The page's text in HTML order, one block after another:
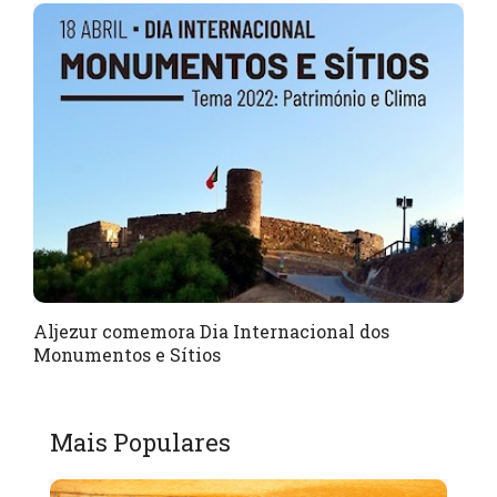
Aljezur comemora Dia Internacional dos
Monumentos e Sítios
Mais Populares